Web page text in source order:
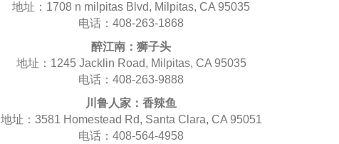
地址：1708 n milpitas Blvd, Milpitas, CA 95035
电话：408-263-1868
醉江南：狮子头
地址：1245 Jacklin Road, Milpitas, CA 95035
电话：408-263-9888
川鲁人家：香辣鱼
地址：3581 Homestead Rd, Santa Clara, CA 95051
电话：408-564-4958